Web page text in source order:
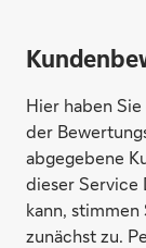
Hier haben
der
abgegebene
dieser Service
kann,
zunächst zu.